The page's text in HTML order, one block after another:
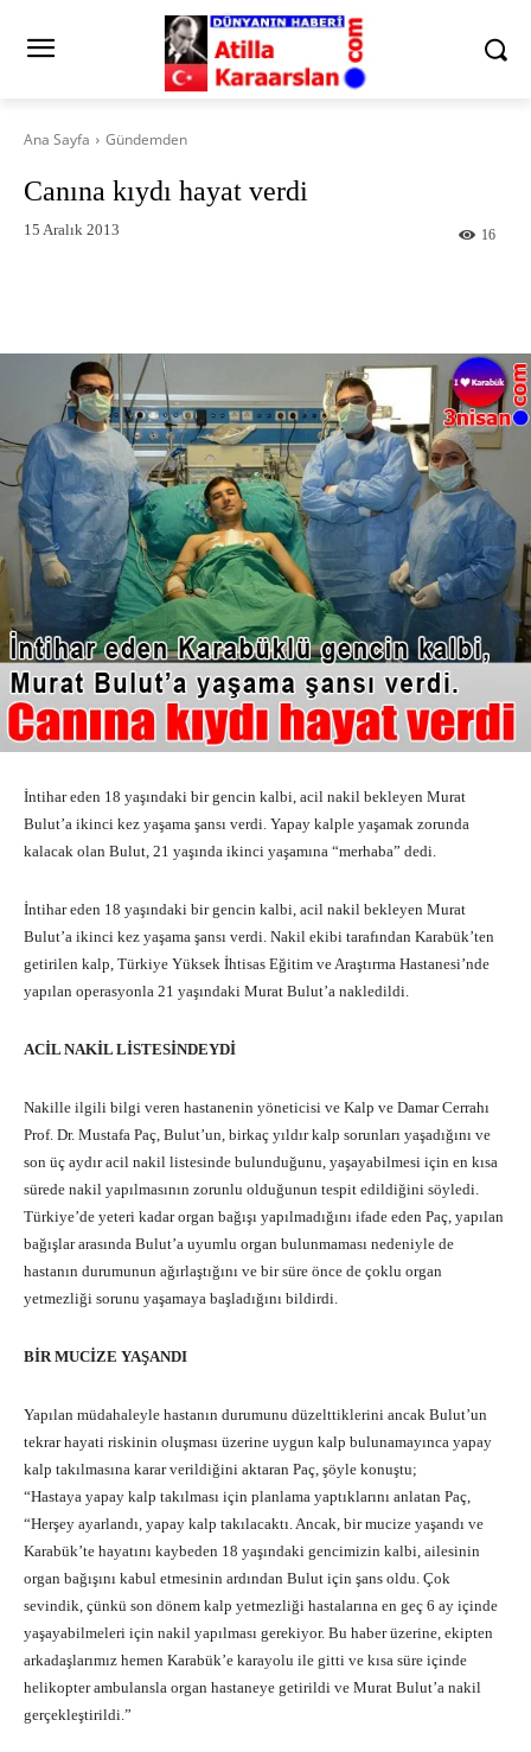
Ana Sayfa Gündemden
Canına kıydı hayat verdi
15 Aralık 2013 16
İntihar eden 18 yaşındaki bir gencin kalbi, acil nakil bekleyen Murat
Bulut’a ikinci kez yaşama şansı verdi. Yapay kalple yaşamak zorunda
kalacak olan Bulut, 21 yaşında ikinci yaşamına “merhaba” dedi.
İntihar eden 18 yaşındaki bir gencin kalbi, acil nakil bekleyen Murat
Bulut’a ikinci kez yaşama şansı verdi. Nakil ekibi tarafından Karabük’ten
getirilen kalp, Türkiye Yüksek İhtisas Eğitim ve Araştırma Hastanesi’nde
yapılan operasyonla 21 yaşındaki Murat Bulut’a nakledildi.
ACİL NAKİL LİSTESİNDEYDİ
Nakille ilgili bilgi veren hastanenin yöneticisi ve Kalp ve Damar Cerrahı
Prof. Dr. Mustafa Paç, Bulut’un, birkaç yıldır kalp sorunları yaşadığını ve
son üç aydır acil nakil listesinde bulunduğunu, yaşayabilmesi için en kısa
sürede nakil yapılmasının zorunlu olduğunun tespit edildiğini söyledi.
Türkiye’de yeteri kadar organ bağışı yapılmadığını ifade eden Paç, yapılan
bağışlar arasında Bulut’a uyumlu organ bulunmaması nedeniyle de
hastanın durumunun ağırlaştığını ve bir süre önce de çoklu organ
yetmezliği sorunu yaşamaya başladığını bildirdi.
BİR MUCİZE YAŞANDI
Yapılan müdahaleyle hastanın durumunu düzelttiklerini ancak Bulut’un
tekrar hayati riskinin oluşması üzerine uygun kalp bulunamayınca yapay
kalp takılmasına karar verildiğini aktaran Paç, şöyle konuştu;
“Hastaya yapay kalp takılması için planlama yaptıklarını anlatan Paç,
“Herşey ayarlandı, yapay kalp takılacaktı. Ancak, bir mucize yaşandı ve
Karabük’te hayatını kaybeden 18 yaşındaki gencimizin kalbi, ailesinin
organ bağışını kabul etmesinin ardından Bulut için şans oldu. Çok
sevindik, çünkü son dönem kalp yetmezliği hastalarına en geç 6 ay içinde
yaşayabilmeleri için nakil yapılması gerekiyor. Bu haber üzerine, ekipten
arkadaşlarımız hemen Karabük’e karayolu ile gitti ve kısa süre içinde
helikopter ambulansla organ hastaneye getirildi ve Murat Bulut’a nakil
gerçekleştirildi.”